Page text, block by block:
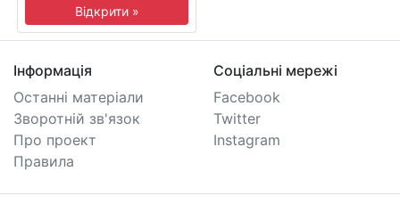
Відкрити »
Інформація
Останні матеріали
Зворотній зв'язок
Про проект
Правила
Соціальні мережі
Facebook
Twitter
Instagram